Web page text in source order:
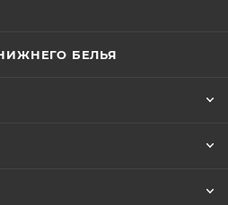
БЕЛЬЯ